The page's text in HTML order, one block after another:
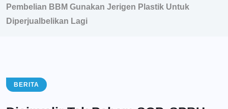
Pembelian BBM Gunakan Jerigen Plastik Untuk
Diperjualbelikan Lagi
BERITA